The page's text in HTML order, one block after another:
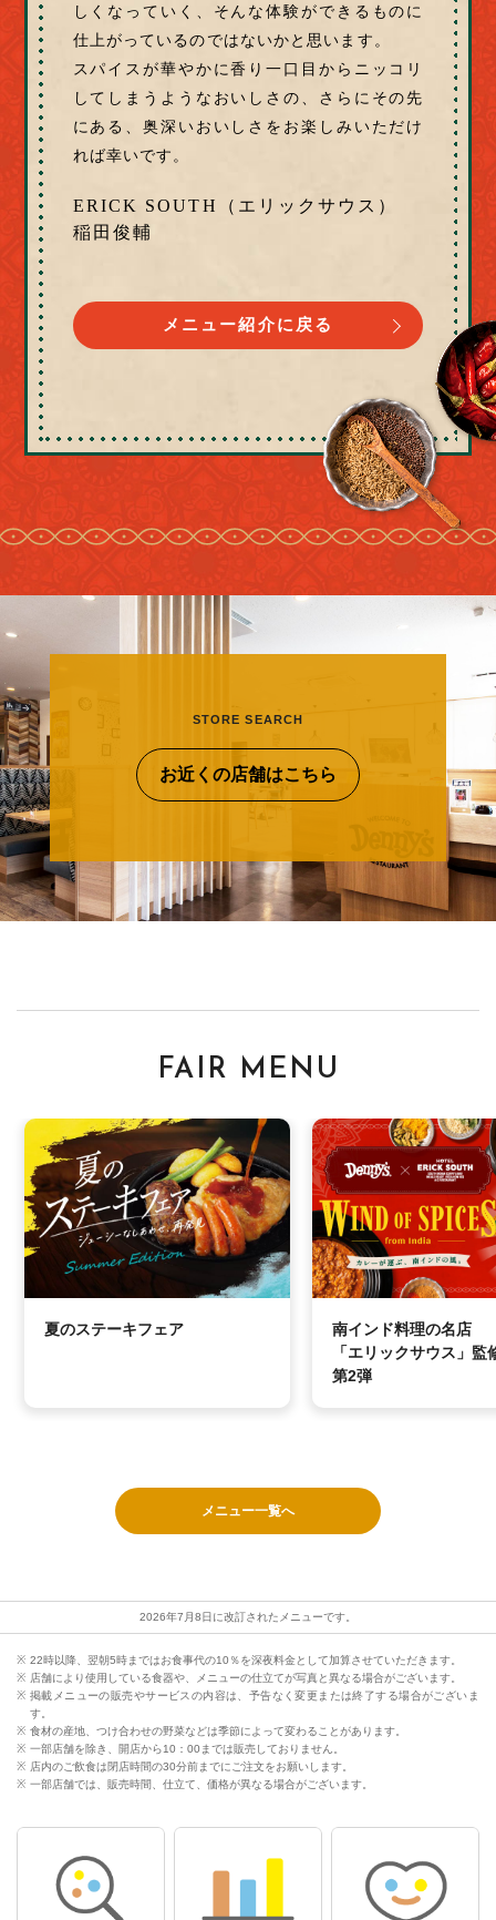
しくなっていく、そんな体験ができるものに
仕上がっているのではないかと思います。
スパイスが華やかに香り一口目からニッコリ
してしまうようなおいしさの、さらにその先
にある、奥深いおいしさをお楽しみいただけ
れば幸いです。
ERICK SOUTH（エリックサウス）
稲田俊輔
メニュー紹介に戻る
STORE SEARCH
お近くの店舗はこちら
FAIR MENU
夏のステーキフェア
南インド料理の名店
「エリックサウス」監
第2弾
メニュー一覧へ
2026年7月8日に改訂されたメニューです。
22時以降、翌朝5時まではお食事代の10％を深夜料金として加算させていただきます。
店舗により使用している食器や、メニューの仕立てが写真と異なる場合がございます。
掲載メニューの販売やサービスの内容は、予告なく変更または終了する場合がございま
す。
食材の産地、つけ合わせの野菜などは季節によって変わることがあります。
一部店舗を除き、開店から10：00までは販売しておりません。
店内のご飲食は閉店時間の30分前までにご注文をお願いします。
一部店舗では、販売時間、仕立て、価格が異なる場合がございます。